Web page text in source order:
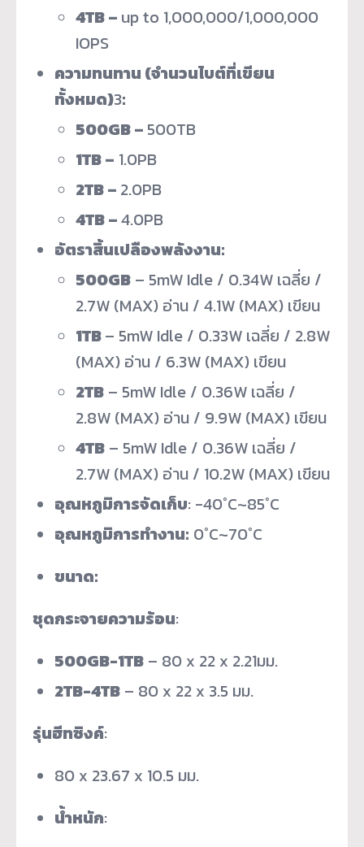
4TB – up to 1,000,000/1,000,000
IOPS
ความทนทาน (จำนวนไบต์ที่เขียน
ทั้งหมด)3:
500GB – 500TB
1TB – 1.0PB
2TB – 2.0PB
4TB –4.0PB
อัตราสิ้นเปลืองพลังงาน:
500GB – 5mW Idle / 0.34W เฉลี่ย /
2.7W (MAX) อ่าน / 4.1W (MAX) เขียน
1TB– 5mW Idle / 0.33W เฉลี่ย / 2.8W
(MAX) อ่าน / 6.3W (MAX) เขียน
2TB – 5mW Idle / 0.36W เฉลี่ย /
2.8W (MAX) อ่าน / 9.9W (MAX) เขียน
4TB – 5mW Idle / 0.36W เฉลี่ย /
2.7W (MAX) อ่าน / 10.2W (MAX) เขียน
อุณหภูมิการจัดเก็บ: -40°C~85°C
อุณหภูมิการทำงาน: 0°C~70°C
ขนาด:
ชุดกระจายความร้อน:
500GB-1TB– 80 x 22 x 2.21มม.
2TB-4TB– 80 x 22 x 3.5 มม.
รุ่นฮีทซิงค์:
80 x 23.67 x 10.5 มม.
น้ำหนัก: